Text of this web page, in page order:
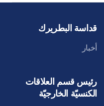
قداسة البطريرك
أخبار
رئيس قسم العلاقات
الكنسيّة الخارجيّة